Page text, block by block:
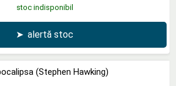
stoc indisponibil
➤ alertă stoc